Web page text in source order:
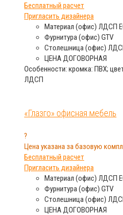
Бесплатный расчет
Пригласить дизайнера
Материал (офис) ЛДСП
Фурнитура (офис) GTV
Столешница (офис)
ЦЕНАДОГОВОРНАЯ
Особенности: кромка: ПВХ;
ЛДСП
«Глазго» офисная мебель
?
Цена указана за базовую
Бесплатный расчет
Пригласить дизайнера
Материал (офис) ЛДСП
Фурнитура (офис) GTV
Столешница (офис)
ЦЕНАДОГОВОРНАЯ